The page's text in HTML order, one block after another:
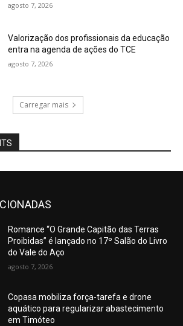
agosto 7, 2026
Valorização dos profissionais da educação
entra na agenda de ações do TCE
agosto 7, 2026
Carregar mais
Romance “O Grande Capitão das Terras
Proibidas” é lançado no 17º Salão do Livro
do Vale do Aço
agosto 7, 2026
Copasa mobiliza força-tarefa e drone
aquático para regularizar abastecimento
em Timóteo